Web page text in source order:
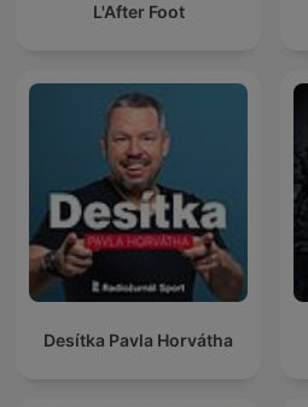
L'After Foot
Desítka Pavla Horvátha